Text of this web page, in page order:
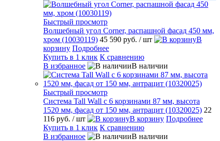
Быстрый просмотр
Волшебный угол Corner, распашной фасад 450 мм,
хром (10030119) 45 590 руб. / шт
В
корзину Подробнее
Купить в 1 клик К сравнению
В избранное
В наличии
Быстрый просмотр
Система Tall Wall с 6 корзинами 87 мм, высота
1520 мм, фасад от 150 мм, антрацит (10320025) 22
116 руб. / шт В корзину Подробнее
Купить в 1 клик К сравнению
В избранное
В наличии